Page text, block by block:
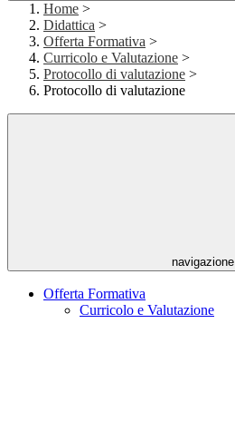
Home >
Didattica >
Offerta Formativa >
Curricolo e Valutazione >
Protocollo di valutazione >
Protocollo di valutazione
navigazione
Offerta Formativa
Curricolo e Valutazione